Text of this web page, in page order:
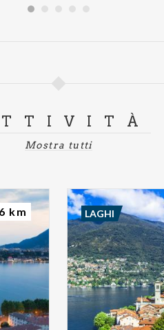
Mostra tutti
km LAGHI